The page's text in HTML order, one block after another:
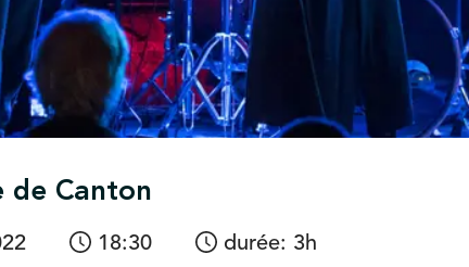
de Canton
18:30 durée: 3h